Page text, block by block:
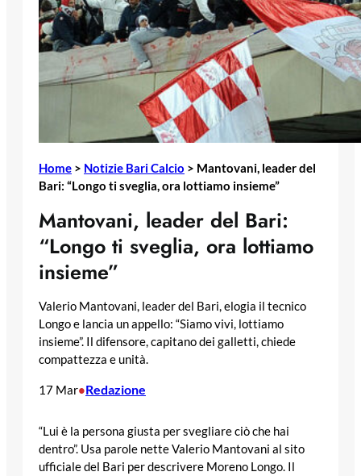
Home > Notizie Bari Calcio > Mantovani, leader del
Bari: “Longo ti sveglia, ora lottiamo insieme”
Mantovani, leader del Bari:
“Longo ti sveglia, ora lottiamo
insieme”
Valerio Mantovani, leader del Bari, elogia il tecnico
Longo e lancia un appello: “Siamo vivi, lottiamo
insieme”. Il difensore, capitano dei galletti, chiede
compattezza e unità.
17 Mar•Redazione
“Lui è la persona giusta per svegliare ciò che hai
dentro”. Usa parole nette Valerio Mantovani al sito
ufficiale del Bari per descrivere Moreno Longo. Il